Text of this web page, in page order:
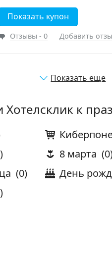
Показать купон
Отзывы - 0 Добавить
Показать еще
Хотелсклик к
8 марта
(0) День